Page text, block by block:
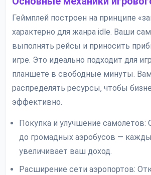
Геймплей построен на принципе
характерно для жанра idle. Ваши
выполнять рейсы и приносить
игре. Это идеально подходит для
планшете в свободные минуты.
распределять ресурсы, чтобы
эффективно.
Покупка и улучшение самолетов:
до громадных аэробусов —
увеличивает ваш доход.
Расширение сети аэропортов: